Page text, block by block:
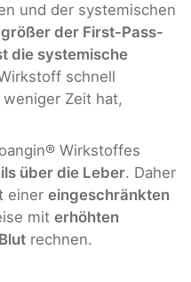
und der systemischen
der First-Pass-
die systemische
schnell
Zeit hat,
Wirkstoffes
über die Leber. Daher
einer eingeschränkten
mit erhöhten
rechnen.